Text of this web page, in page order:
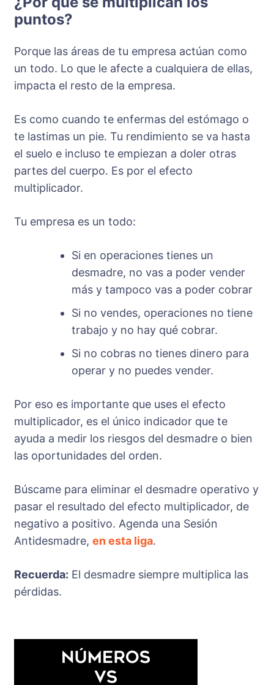
puntos?
Porque las áreas de tu empresa actúan como
un todo. Lo que le afecte a cualquiera de ellas,
impacta el resto de la empresa.
Es como cuando te enfermas del estómago o
te lastimas un pie. Tu rendimiento se va hasta
el suelo e incluso te empiezan a doler otras
partes del cuerpo. Es por el efecto
multiplicador.
Tu empresa es un todo:
Si en operaciones tienes un
desmadre, no vas a poder vender
más y tampoco vas a poder cobrar
Si no vendes, operaciones no tiene
trabajo y no hay qué cobrar.
Si no cobras no tienes dinero para
operar y no puedes vender.
Por eso es importante que uses el efecto
multiplicador, es el único indicador que te
ayuda a medir los riesgos del desmadre o bien
las oportunidades del orden.
Búscame para eliminar el desmadre operativo y
pasar el resultado del efecto multiplicador, de
negativo a positivo. Agenda una Sesión
Antidesmadre, en esta liga.
Recuerda: El desmadre siempre multiplica las
pérdidas.